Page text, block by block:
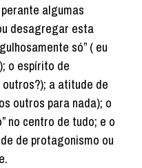
algumas
desagregar esta
só” ( eu
o espírito de
a atitude de
outros para nada); o
no centro de tudo; e o
de protagonismo ou